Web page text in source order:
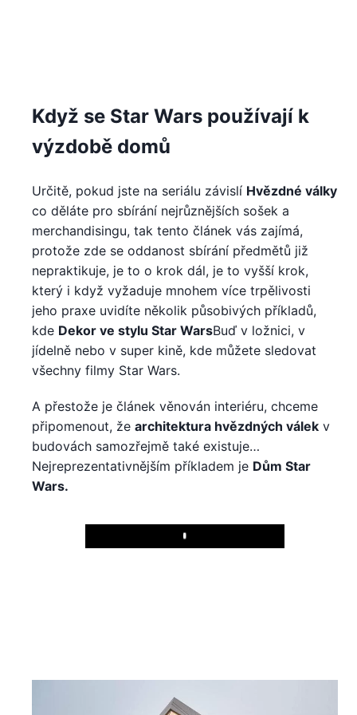
Když se Star Wars používají k
výzdobě domů
Určitě, pokud jste na seriálu závislí Hvězdné války
co děláte pro sbírání nejrůznějších sošek a
merchandisingu, tak tento článek vás zajímá,
protože zde se oddanost sbírání předmětů již
nepraktikuje, je to o krok dál, je to vyšší krok,
který i když vyžaduje mnohem více trpělivosti
jeho praxe uvidíte několik působivých příkladů,
kde Dekor ve stylu Star WarsBuď v ložnici, v
jídelně nebo v super kině, kde můžete sledovat
všechny filmy Star Wars.
A přestože je článek věnován interiéru, chceme
připomenout, že architektura hvězdných válek v
budovách samozřejmě také existuje…
Nejreprezentativnějším příkladem je Dům Star
Wars.
Play